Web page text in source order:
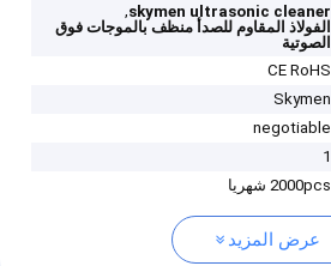
skymen ultrasonic cleaner
,
الفولاذ المقاوم للصدأ منظف بالموجات فوق
الصوتية
CE RoHS
Skymen
negotiable
1
2000pcs شهريا
عرض المزيد